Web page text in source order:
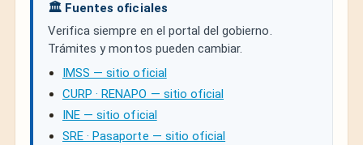
🏛️ Fuentes oficiales
Verifica siempre en el portal del gobierno.
Trámites y montos pueden cambiar.
IMSS — sitio oficial
CURP · RENAPO — sitio oficial
INE — sitio oficial
SRE · Pasaporte — sitio oficial